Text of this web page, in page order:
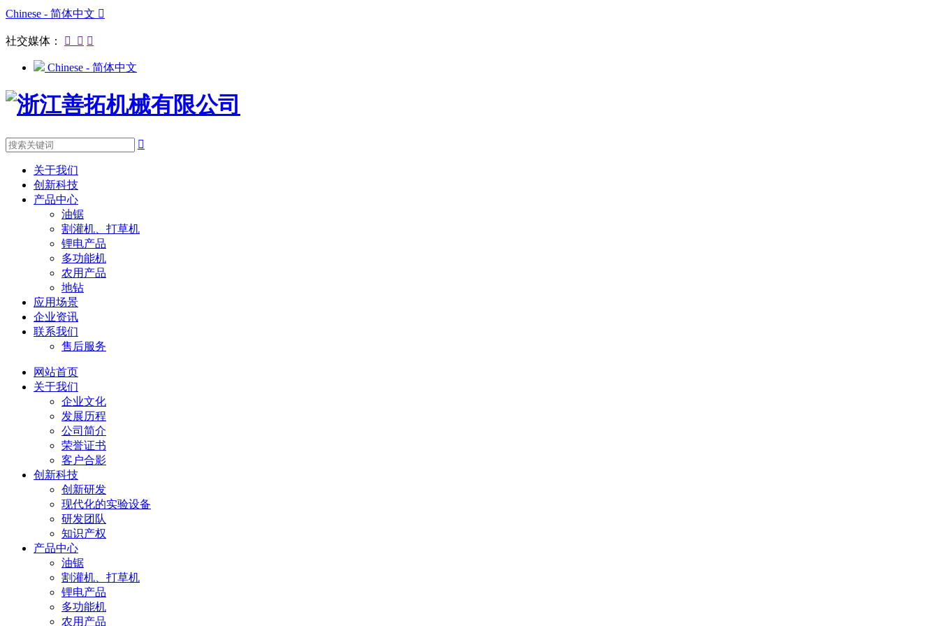
Chinese - 简体中文 
社交媒体：   
Chinese - 简体中文

关于我们
创新科技
产品中心
油锯
割灌机、打草机
锂电产品
多功能机
农用产品
地钻
应用场景
企业资讯
联系我们
售后服务
网站首页
关于我们
企业文化
发展历程
公司简介
荣誉证书
客户合影
创新科技
创新研发
现代化的实验设备
研发团队
知识产权
产品中心
油锯
割灌机、打草机
锂电产品
多功能机
农用产品